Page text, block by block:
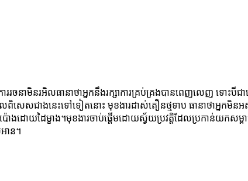
នាមិនរអិលធានាថាអ្នកនឹងរក្សាការគ្រប់គ្រងបានពេញលេញ ទោះបី
ពិសេសជាងនេះទៅទៀតនោះ មុខងារដាស់តឿនថ្មទាប ធានាថាអ្នកមិ
ដោយដៃម្ខាង។មុខងារចាប់ផ្តើមដោយស្វ័យប្រវត្តិដែលប្រកាន់យកស
ាន។